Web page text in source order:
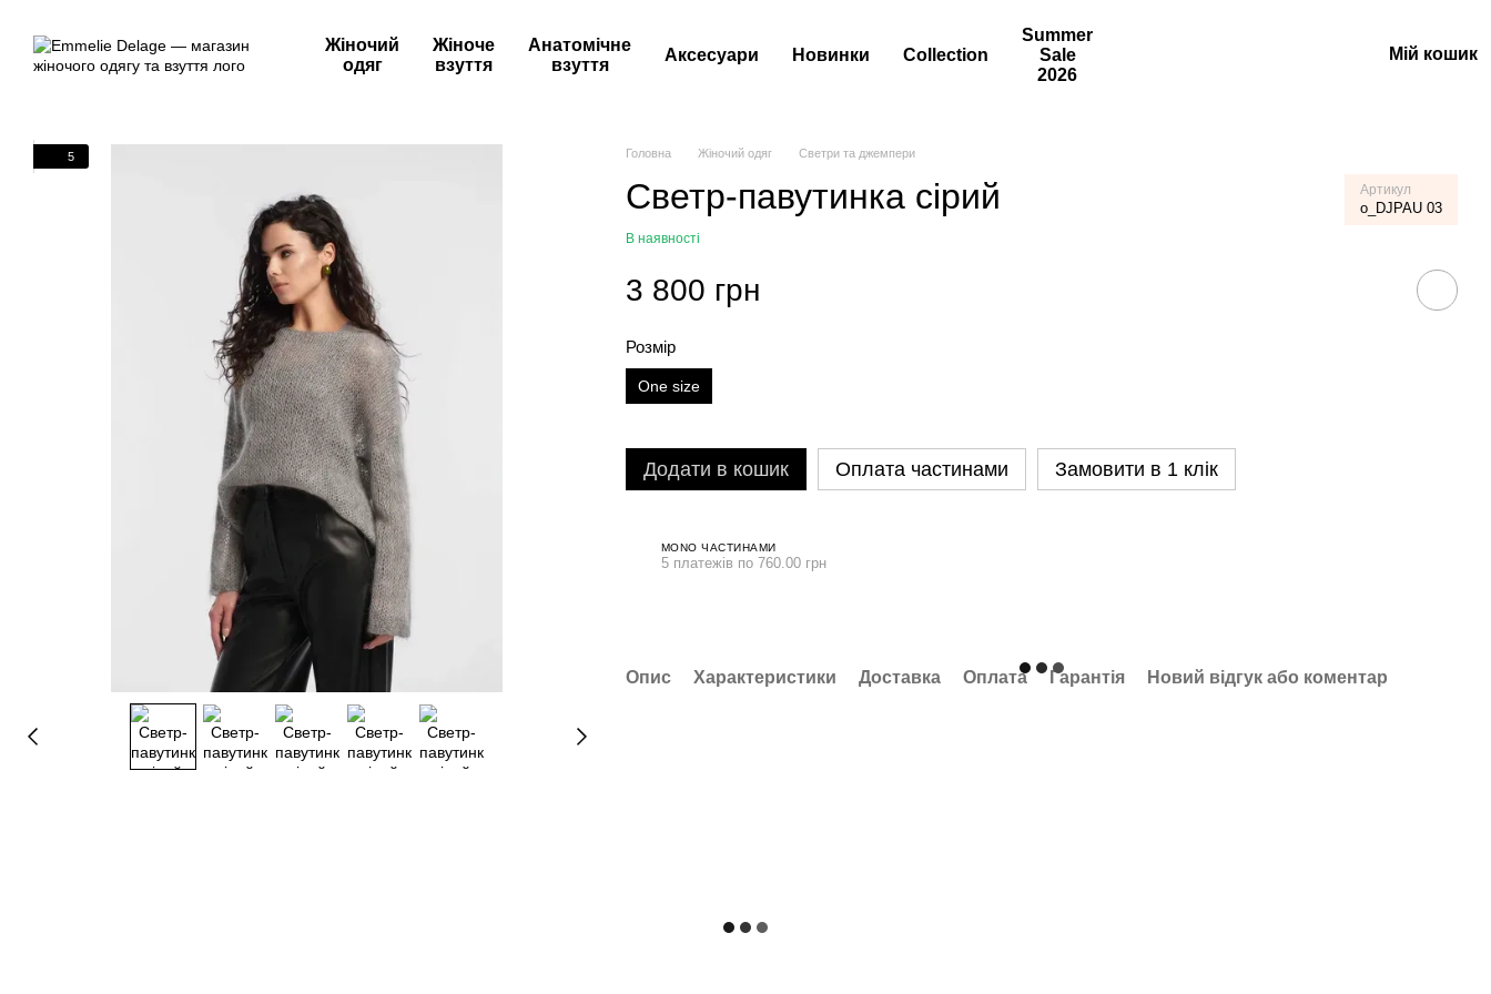
Жіночий
одяг
Жіноче
взуття
Анатомічне
взуття
Аксесуари Новинки Сollection
Summer
Sale
2026
Мій кошик
5 Головна Жіночий одяг Светри та джемпери
Светр-павутинка сірий Артикул
o_DJPAU 03
В наявності
3 800 грн
Розмір
One size
Додати в кошик Оплата частинами Замовити в 1 клік
MONO ЧАСТИНАМИ
5 платежів по 760.00 грн
Опис Характеристики Доставка Оплата Гарантія Новий відгук або коментар